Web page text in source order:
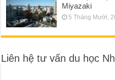
Miyazaki
5 Tháng Mười,
Liên hệ tư vấn du học